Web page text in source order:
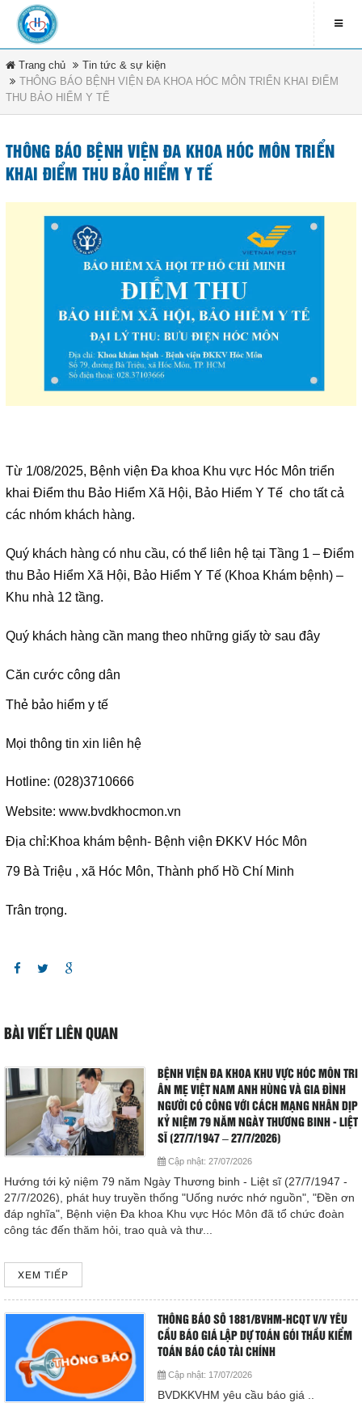
Trang chủ
Tin tức & sự kiện
THÔNG BÁO BỆNH VIỆN ĐA KHOA HÓC MÔN TRIỂN KHAI ĐIỂM
THU BẢO HIỂM Y TẾ
THÔNG BÁO BỆNH VIỆN ĐA KHOA HÓC MÔN TRIỂN
KHAI ĐIỂM THU BẢO HIỂM Y TẾ
Từ 1/08/2025, Bệnh viện Đa khoa Khu vực Hóc Môn triển
khai Điểm thu Bảo Hiểm Xã Hội, Bảo Hiểm Y Tế cho tất cả
các nhóm khách hàng.
Quý khách hàng có nhu cầu, có thể liên hệ tại Tầng 1 – Điểm
thu Bảo Hiểm Xã Hội, Bảo Hiểm Y Tế (Khoa Khám bệnh) –
Khu nhà 12 tầng.
Quý khách hàng cần mang theo những giấy tờ sau đây
Căn cước công dân
Thẻ bảo hiểm y tế
Mọi thông tin xin liên hệ
Hotline: (028)3710666
Website: www.bvdkhocmon.vn
Địa chỉ:Khoa khám bệnh- Bệnh viện ĐKKV Hóc Môn
79 Bà Triệu , xã Hóc Môn, Thành phố Hồ Chí Minh
Trân trọng.
BÀI VIẾT LIÊN QUAN
BỆNH VIỆN ĐA KHOA KHU VỰC HÓC MÔN TRI
ÂN MẸ VIỆT NAM ANH HÙNG VÀ GIA ĐÌNH
NGƯỜI CÓ CÔNG VỚI CÁCH MẠNG NHÂN DỊP
KỶ NIỆM 79 NĂM NGÀY THƯƠNG BINH - LIỆT
SĨ (27/7/1947 – 27/7/2026)
Cập nhật: 27/07/2026
Hướng tới kỷ niệm 79 năm Ngày Thương binh - Liệt sĩ (27/7/1947 -
27/7/2026), phát huy truyền thống "Uống nước nhớ nguồn", "Đền ơn
đáp nghĩa", Bệnh viện Đa khoa Khu vực Hóc Môn đã tổ chức đoàn
công tác đến thăm hỏi, trao quà và thư...
XEM TIẾP
THÔNG BÁO SỐ 1881/BVHM-HCQT V/V YÊU
CẦU BÁO GIÁ LẬP DỰ TOÁN GÓI THẦU KIỂM
TOÁN BÁO CÁO TÀI CHÍNH
Cập nhật: 17/07/2026
BVDKKVHM yêu cầu báo giá ..
Trang chủ
Văn bản pháp luật
Quy chế bệnh viện
Tổ chức bệnh viện
Hoạt động chuyên môn
Công tác xã hội
Hướng dẫn bệnh nhân
Giá dịch vụ
Đào tạo - Nghiên cứu KH
Lịch làm việc
LIÊN HỆ
Cấp cứu (24/24)
(08) 3710 1445
bvdkhocmon@gmail.com
support@bvdkhocmon.com
COPYRIGHT 2015. ALL RIGHTS RESERVED
79 Bà Triệu - Xã Hóc Môn -
contact_phone
(08) 3891 4208
ĐĂNG KÍ NHẬN EMAIL
newsletter_informbvdkhocmon
ĐĂNG KÝ